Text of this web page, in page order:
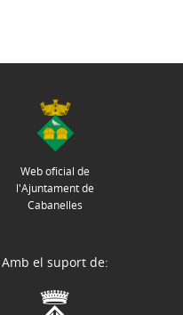
Web oficial de
l'Ajuntament de
Cabanelles
Amb el suport de: